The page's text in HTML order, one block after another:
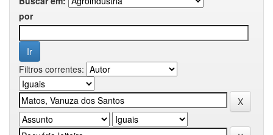
por
Filtros correntes: